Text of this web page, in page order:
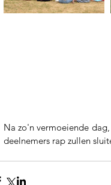
Na zo'n vermoeiende
deelnemers rap zullen